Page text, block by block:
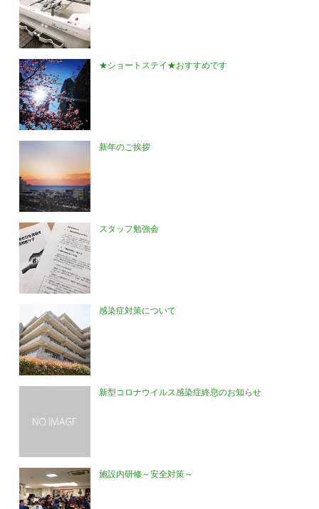
★ショートステイ★おすすめです
新年のご挨拶
スタッフ勉強会
感染症対策について
新型コロナウイルス感染症終息のお知らせ
施設内研修～安全対策～